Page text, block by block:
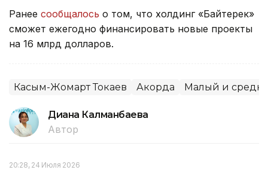
Ранее сообщалось о том, что холдинг «Байтерек»
сможет ежегодно финансировать новые проекты
на 16 млрд долларов.
Касым-Жомарт Токаев Акорда Малый и
Диана Калманбаева
Автор
20:28, 24 Июля 2026